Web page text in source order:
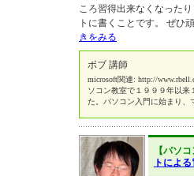
ころ習得出来なくなった
トに書くことです。 ぜひ
きをみる
ボブ 講師
microsoft関連: http://
ソコン教室で１９９９年以来
た。パソコン入門に始まり
【パソ
トによ